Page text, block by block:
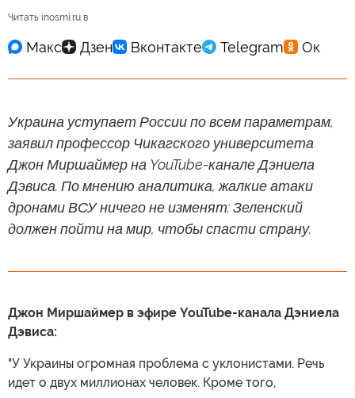
Читать inosmi.ru в
Украина уступает России по всем параметрам,
заявил профессор Чикагского университета
Джон Миршаймер на YouTube-канале Дэниела
Дэвиса. По мнению аналитика, жалкие атаки
дронами ВСУ ничего не изменят: Зеленский
должен пойти на мир, чтобы спасти страну.
Джон Миршаймер в эфире YouTube-канала Дэниела
Дэвиса:
"У Украины огромная проблема с уклонистами. Речь
идет о двух миллионах человек. Кроме того,